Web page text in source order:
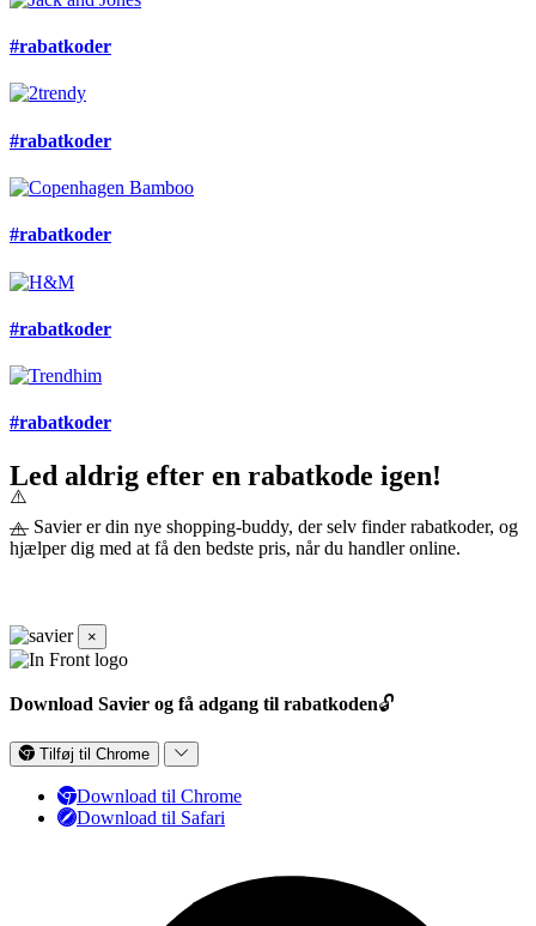
#rabatkoder
#rabatkoder
#rabatkoder
#rabatkoder
#rabatkoder
Led aldrig efter en rabatkode igen!
— Savier er din nye shopping-buddy, der selv finder rabatkoder, og
hjælper dig med at få den bedste pris, når du handler online.
×
Download Savier og få adgang til rabatkoden🔓
Tilføj til Chrome
Download til Chrome
Download til Safari